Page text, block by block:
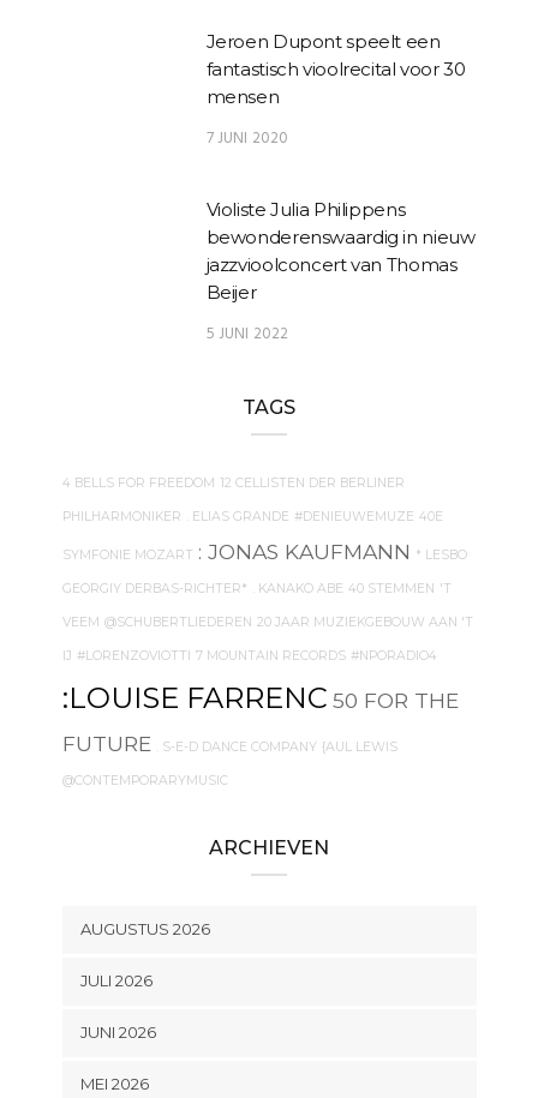
Jeroen Dupont speelt een
fantastisch vioolrecital voor 30
mensen
7 JUNI 2020
Violiste Julia Philippens
bewonderenswaardig in nieuw
jazzvioolconcert van Thomas
Beijer
5 JUNI 2022
TAGS
4 BELLS FOR FREEDOM 12 CELLISTEN DER BERLINER
PHILHARMONIKER . ELIAS GRANDE #DENIEUWEMUZE 40E
SYMFONIE MOZART : JONAS KAUFMANN * LESBO
GEORGIY DERBAS-RICHTER* . KANAKO ABE 40 STEMMEN 'T
VEEM @SCHUBERTLIEDEREN 20 JAAR MUZIEKGEBOUW AAN 'T
IJ #LORENZOVIOTTI 7 MOUNTAIN RECORDS #NPORADIO4
:LOUISE FARRENC 50 FOR THE
FUTURE
. S-E-D DANCE COMPANY {AUL LEWIS
@CONTEMPORARYMUSIC
ARCHIEVEN
AUGUSTUS 2026
JULI 2026
JUNI 2026
MEI 2026